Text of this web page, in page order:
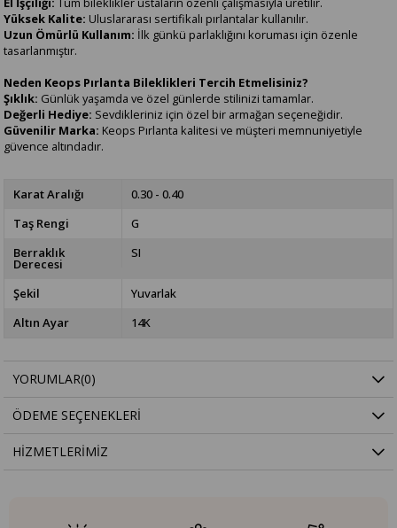
Yüksek Kalite: Uluslararası sertifikalı pırlantalar kullanılır.
Uzun Ömürlü Kullanım: İlk günkü parlaklığını koruması için özenle
tasarlanmıştır.
Neden Keops Pırlanta Bileklikleri Tercih Etmelisiniz?
Şıklık: Günlük yaşamda ve özel günlerde stilinizi tamamlar.
Değerli Hediye: Sevdikleriniz için özel bir armağan seçeneğidir.
Güvenilir Marka: Keops Pırlanta kalitesi ve müşteri memnuniyetiyle
güvence altındadır.
Karat Aralığı
0.30 - 0.40
Taş Rengi
G
Berraklık
Derecesi
SI
Şekil
Yuvarlak
Altın Ayar
14K
YORUMLAR(0)
ÖDEME SEÇENEKLERI
HIZMETLERIMIZ